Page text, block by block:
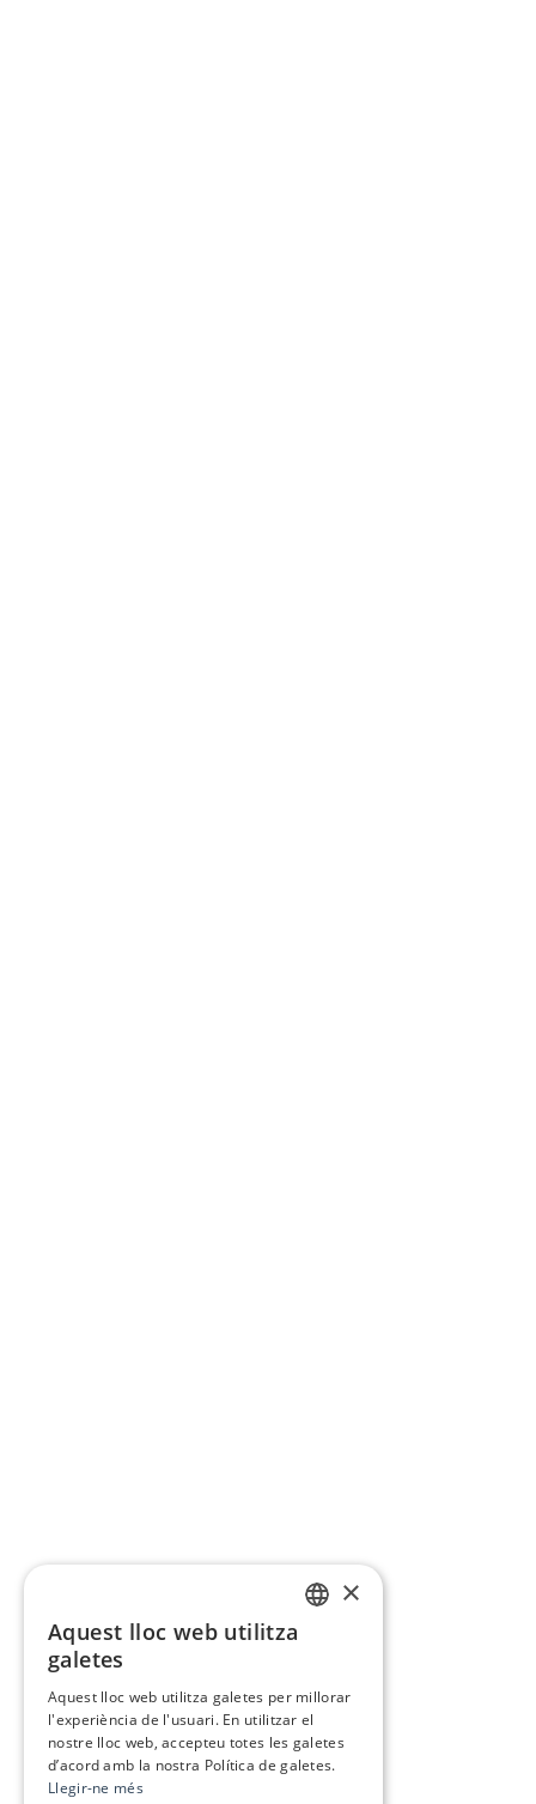
×
Aquest lloc web utilitza
galetes
Aquest lloc web utilitza galetes per millorar
l'experiència de l'usuari. En utilitzar el
nostre lloc web, accepteu totes les galetes
d’acord amb la nostra Política de galetes.
Llegir-ne més